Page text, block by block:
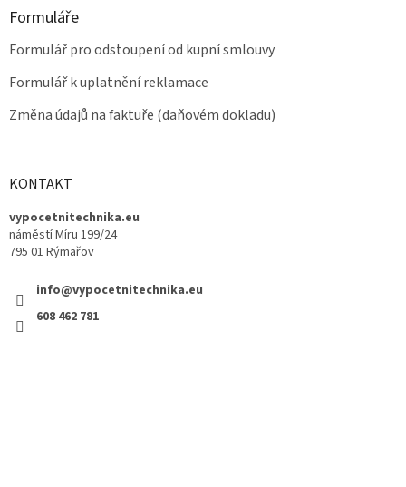
Formuláře
Formulář pro odstoupení od kupní smlouvy
Formulář k uplatnění reklamace
Změna údajů na faktuře (daňovém dokladu)
KONTAKT
vypocetnitechnika.eu
náměstí Míru 199/24
795 01 Rýmařov
info@vypocetnitechnika.eu
608 462 781